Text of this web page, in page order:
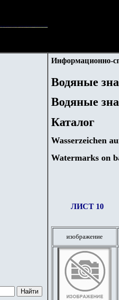
Информационно-
Водяные
Водяные
Каталог
Wasserzeichen
Watermarks on
ЛИСТ 10
изображение